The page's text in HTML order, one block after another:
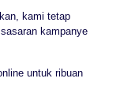
kami tetap
kampanye
untuk ribuan